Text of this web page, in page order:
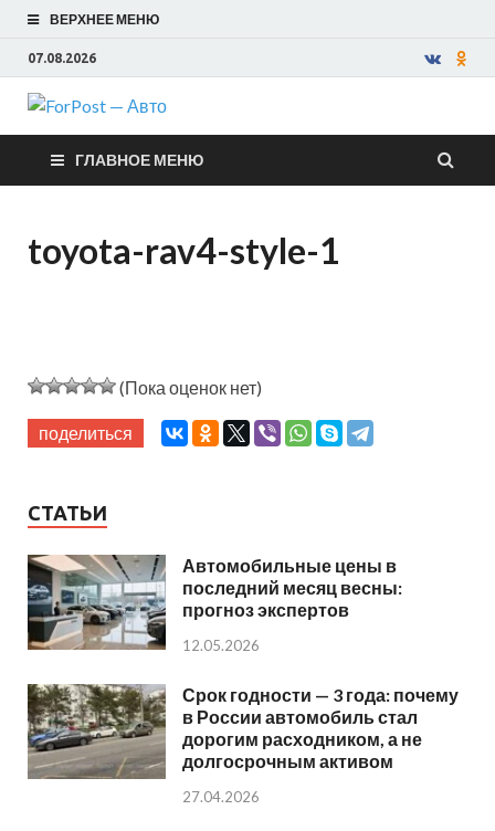
ВЕРХНЕЕ МЕНЮ
07.08.2026
ForPost —
Авто
ГЛАВНОЕ МЕНЮ
toyota-rav4-style-1
(Пока оценок нет)
поделиться
СТАТЬИ
Автомобильные цены в
последний месяц весны:
прогноз экспертов
12.05.2026
Срок годности — 3 года: почему
в России автомобиль стал
дорогим расходником, а не
долгосрочным активом
27.04.2026